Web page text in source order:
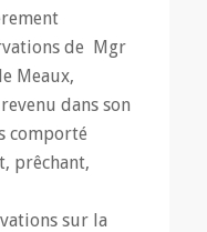
de Mgr
Meaux,
dans son
comporté
prêchant,
sur la